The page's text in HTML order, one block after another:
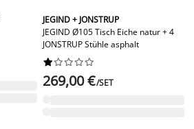
JEGIND + JONSTRUP
JEGIND Ø105 Tisch Eiche natur + 4
JONSTRUP Stühle asphalt






269,00 €/SET